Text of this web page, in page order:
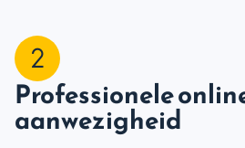
Professionele
aanwezigheid